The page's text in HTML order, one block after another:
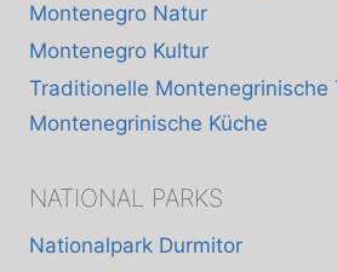
Montenegro Natur
Montenegro Kultur
Traditionelle Montenegrinische
Montenegrinische Küche
NATIONAL PARKS
Nationalpark Durmitor